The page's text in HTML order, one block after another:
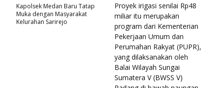
Proyek irigasi senilai Rp48
miliar itu merupakan
program dari Kementerian
Pekerjaan Umum dan
Perumahan Rakyat (PUPR),
yang dilaksanakan oleh
Balai Wilayah Sungai
Sumatera V (BWSS V)
Kapolsek Medan Baru Tatap
Muka dengan Masyarakat
Kelurahan Sarirejo